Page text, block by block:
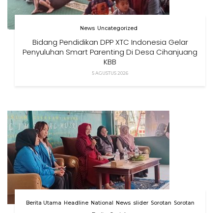
News Uncategorized
Bidang Pendidikan DPP XTC Indonesia Gelar
Penyuluhan Smart Parenting Di Desa Cihanjuang
KBB
5 AGUSTUS 2026
Berita Utama Headline National News slider Sorotan Sorotan